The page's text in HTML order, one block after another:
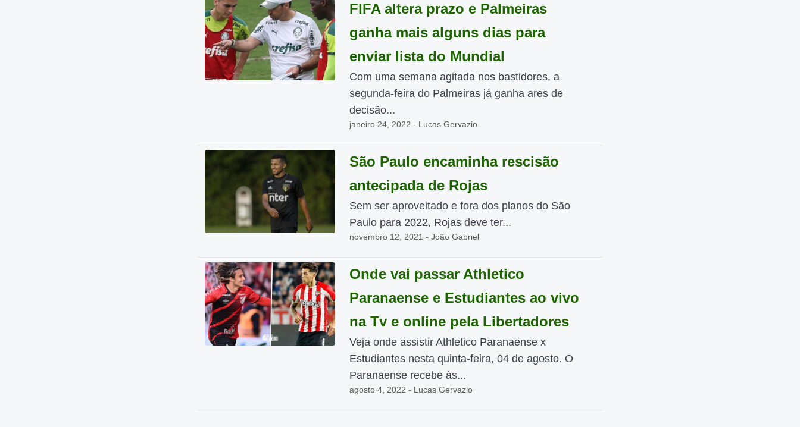
FIFA altera prazo e Palmeiras
ganha mais alguns dias para
enviar lista do Mundial
Com uma semana agitada nos bastidores, a
segunda-feira do Palmeiras já ganha ares de
decisão...
janeiro 24, 2022 - Lucas Gervazio
São Paulo encaminha rescisão
antecipada de Rojas
Sem ser aproveitado e fora dos planos do São
Paulo para 2022, Rojas deve ter...
novembro 12, 2021 - João Gabriel
Onde vai passar Athletico
Paranaense e Estudiantes ao vivo
na Tv e online pela Libertadores
Veja onde assistir Athletico Paranaense x
Estudiantes nesta quinta-feira, 04 de agosto. O
Paranaense recebe às...
agosto 4, 2022 - Lucas Gervazio